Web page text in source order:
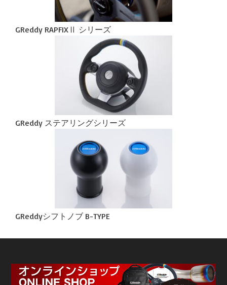
GReddy RAPFIXⅡ シリーズ
GReddy ステアリングシリーズ
GReddyシフトノブ B-TYPE